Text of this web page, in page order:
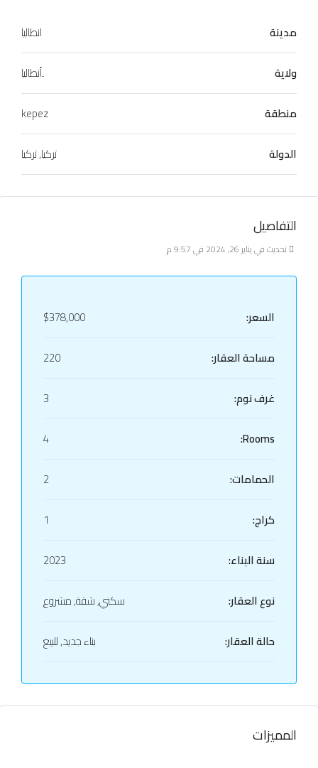
مدينة
انطاليا
ولاية
ِأنطاليا
منطقة
kepez
الدولة
تركيا, تركيا
التفاصيل
تحديث في يناير 26, 2024 في 9:57 م
السعر:
$378,000
مساحة العقار:
220
غرف نوم:
3
Rooms:
4
الحمامات:
2
كراج:
1
سنة البناء:
2023
نوع العقار:
سكني, شقة, مشروع
حالة العقار:
بناء جديد, للبيع
المميزات